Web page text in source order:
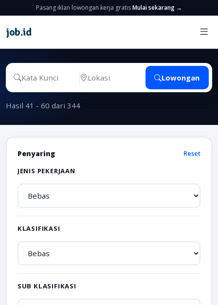
Pasang iklan lowongan kerja gratisMulai sekarang →
job.id
Lowongan
Hasil 41 - 60 dari 344
Penyaring
Reset
JENIS PEKERJAAN
KLASIFIKASI
SUB KLASIFIKASI